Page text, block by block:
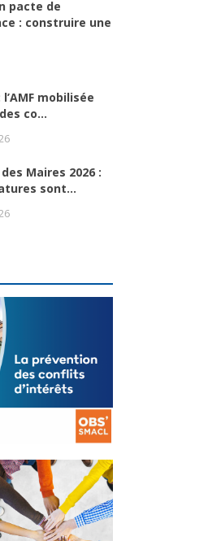
pacte de
: construire une
mobilisée
co...
Maires 2026 :
sont...
La
prévention
des conflits
d’intérêts
18 septembre 2023